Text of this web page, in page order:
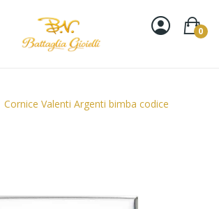
0
Cornice Valenti Argenti bimba codice